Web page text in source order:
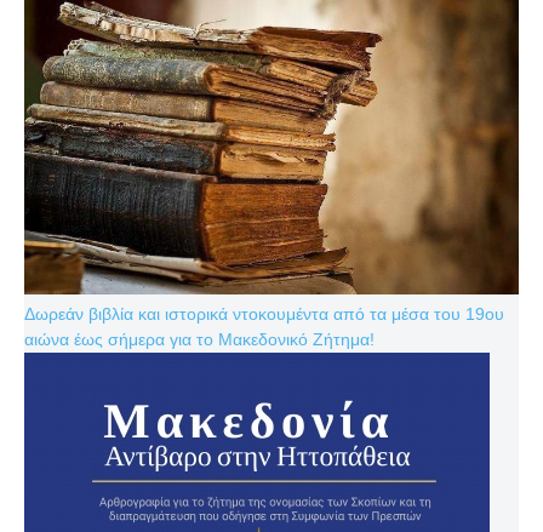
Δωρεάν βιβλία και ιστορικά ντοκουμέντα από τα μέσα του 19ου
αιώνα έως σήμερα για το Μακεδονικό Ζήτημα!